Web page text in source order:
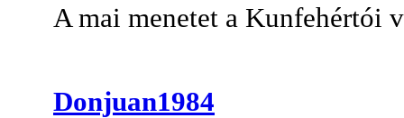
A mai menetet a Kunfehértói
Donjuan1984